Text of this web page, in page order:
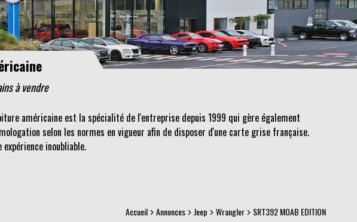
à vendre
américaine est la spécialité de l'entreprise depuis 1999 qui gère également
selon les normes en vigueur afin de disposer d'une carte grise française.
inoubliable.
Accueil Annonces Jeep Wrangler SRT392 MOAB EDITION